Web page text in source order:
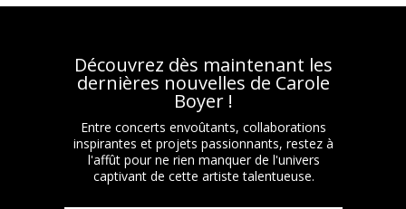
Découvrez dès maintenant les
dernières nouvelles de Carole
Boyer !
Entre concerts envoûtants, collaborations
inspirantes et projets passionnants, restez à
l'affût pour ne rien manquer de l'univers
captivant de cette artiste talentueuse.